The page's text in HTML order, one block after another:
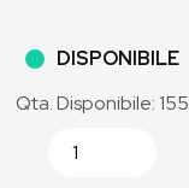
DISPONIBILE
Qta. Disponibile: 155